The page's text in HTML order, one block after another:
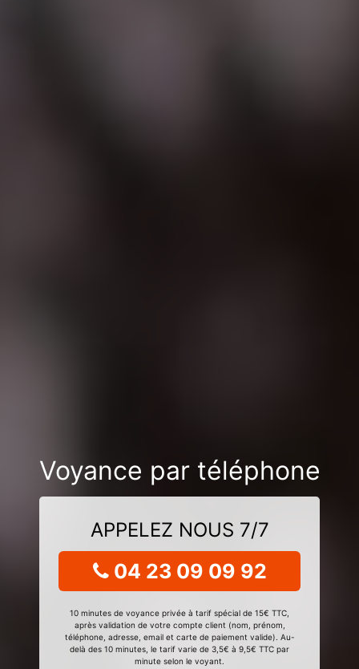
Voyance par téléphone
APPELEZ NOUS 7/7
04 23 09 09 92
10 minutes de voyance privée à tarif spécial de 15€ TTC,
après validation de votre compte client (nom, prénom,
téléphone, adresse, email et carte de paiement valide). Au-
delà des 10 minutes, le tarif varie de 3,5€ à 9,5€ TTC par
minute selon le voyant.